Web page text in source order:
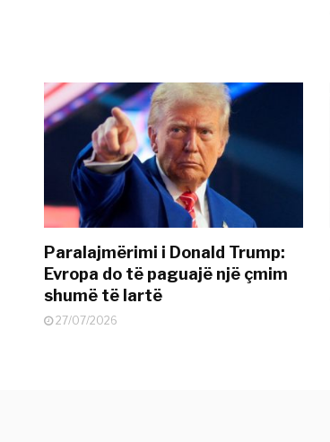
Paralajmërimi i Donald Trump:
Evropa do të paguajë një çmim
shumë të lartë
27/07/2026